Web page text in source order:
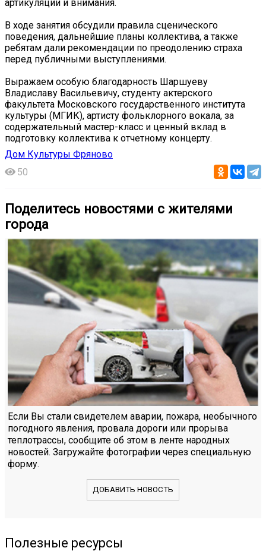
артикуляции и внимания.
В ходе занятия обсудили правила сценического
поведения, дальнейшие планы коллектива, а также
ребятам дали рекомендации по преодолению страха
перед публичными выступлениями.
Выражаем особую благодарность Шаршуеву
Владиславу Васильевичу, студенту актерского
факультета Московского государственного института
культуры (МГИК), артисту фольклорного вокала, за
содержательный мастер-класс и ценный вклад в
подготовку коллектива к отчетному концерту.
Дом Культуры Фряново
50
Поделитесь новостями с жителями
города
Если Вы стали свидетелем аварии, пожара, необычного
погодного явления, провала дороги или прорыва
теплотрассы, сообщите об этом в ленте народных
новостей. Загружайте фотографии через специальную
форму.
ДОБАВИТЬ НОВОСТЬ
Полезные ресурсы